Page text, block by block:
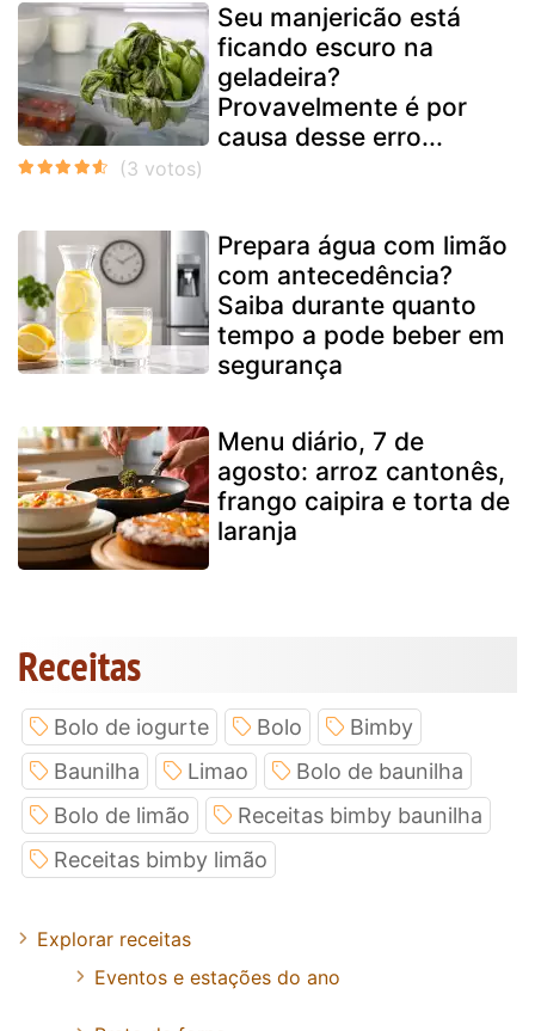
Seu manjericão está
ficando escuro na
geladeira?
Provavelmente é por
causa desse erro...
Prepara água com limão
com antecedência?
Saiba durante quanto
tempo a pode beber em
segurança
Menu diário, 7 de
agosto: arroz cantonês,
frango caipira e torta de
laranja
Receitas
Bolo de iogurte Bolo
Bimby
Baunilha
Limao
Bolo de baunilha
Bolo de limão
Receitas bimby baunilha
Receitas bimby limão
Explorar receitas
Eventos e estações do ano